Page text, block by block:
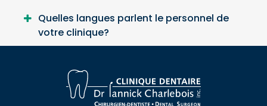
Quelles langues parlent le personnel de
votre clinique?